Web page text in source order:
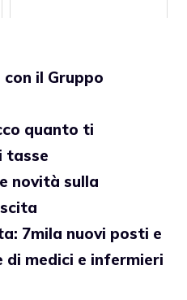
il Gruppo
quanto ti
tasse
novità sulla
7mila nuovi posti e
di medici e infermieri